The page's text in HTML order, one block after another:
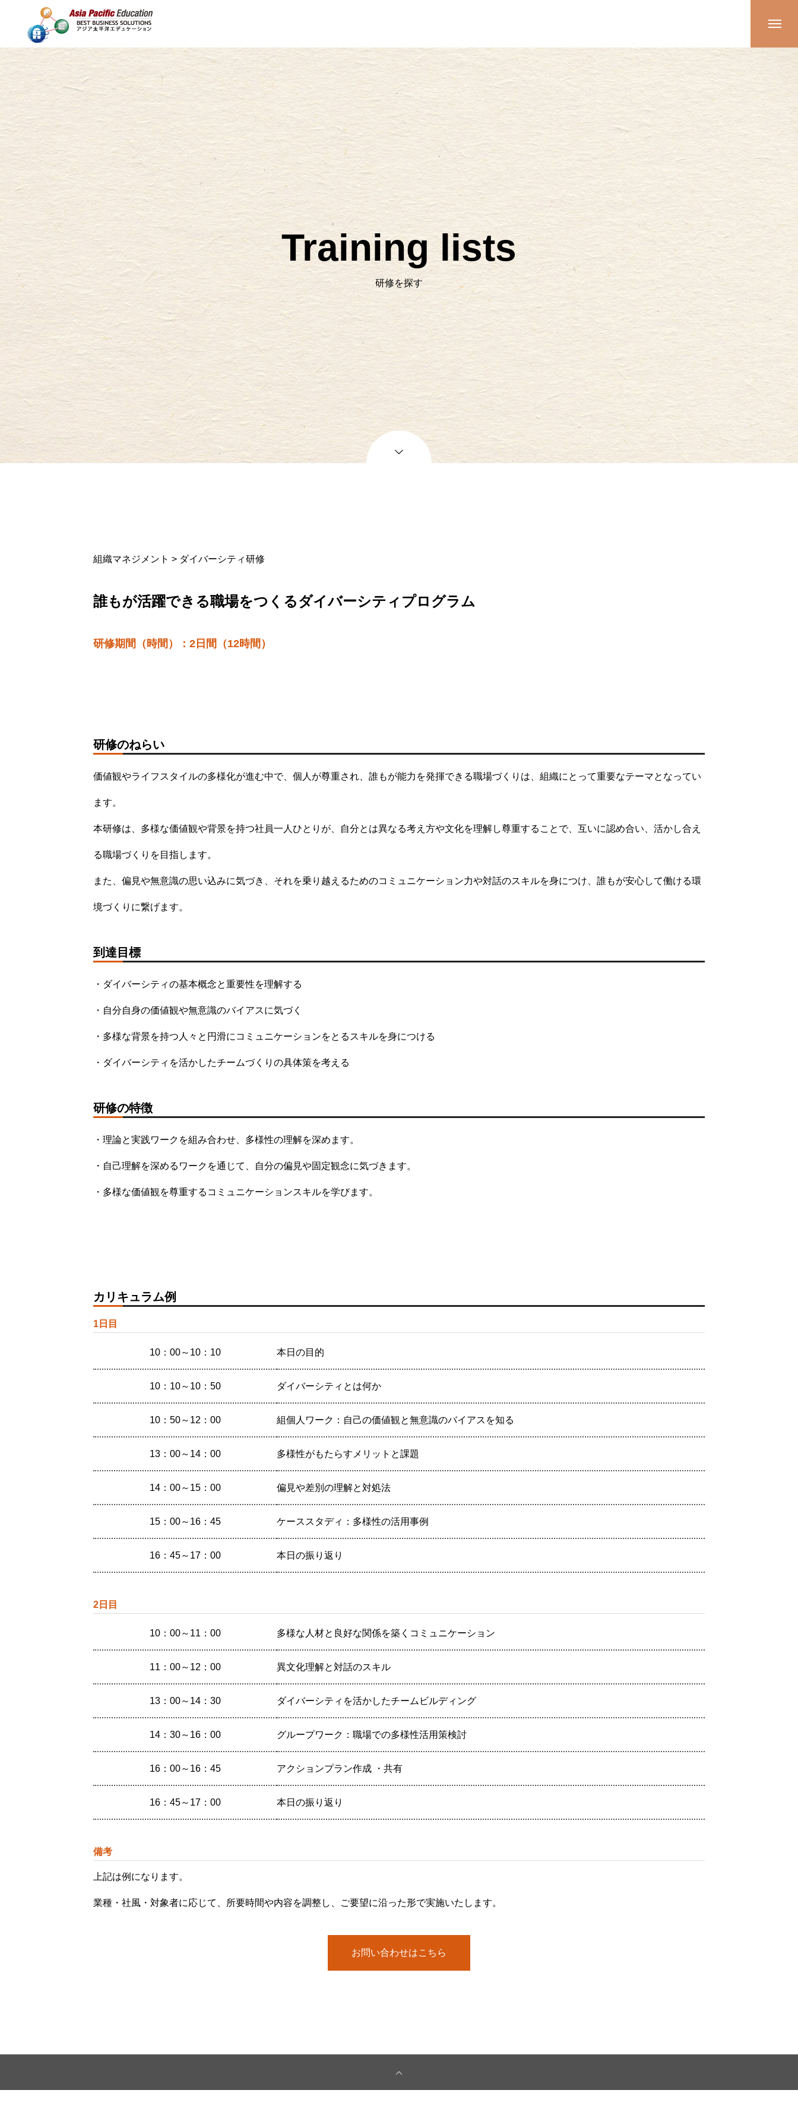
ホーム
サービス内容
研修を探す
導入事例
法人概要
代表取締役プロフィール
FAQ
個人情報保護方針
Training lists
研修を探す
組織マネジメント > ダイバーシティ研修
誰もが活躍できる職場をつくるダイバーシティプログラム
研修期間（時間）：2日間（12時間）
研修のねらい
価値観やライフスタイルの多様化が進む中で、個人が尊重され、誰もが能力を発揮できる職場づくりは、組織にとって重要なテーマとなってい
ます。
本研修は、多様な価値観や背景を持つ社員一人ひとりが、自分とは異なる考え方や文化を理解し尊重することで、互いに認め合い、活かし合え
る職場づくりを目指します。
また、偏見や無意識の思い込みに気づき、それを乗り越えるためのコミュニケーション力や対話のスキルを身につけ、誰もが安心して働ける環
境づくりに繋げます。
到達目標
・ダイバーシティの基本概念と重要性を理解する
・自分自身の価値観や無意識のバイアスに気づく
・多様な背景を持つ人々と円滑にコミュニケーションをとるスキルを身につける
・ダイバーシティを活かしたチームづくりの具体策を考える
研修の特徴
・理論と実践ワークを組み合わせ、多様性の理解を深めます。
・自己理解を深めるワークを通じて、自分の偏見や固定観念に気づきます。
・多様な価値観を尊重するコミュニケーションスキルを学びます。
カリキュラム例
1日目
10：00～10：10 本日の目的
10：10～10：50 ダイバーシティとは何か
10：50～12：00 組個人ワーク：自己の価値観と無意識のバイアスを知る
13：00～14：00 多様性がもたらすメリットと課題
14：00～15：00 偏見や差別の理解と対処法
15：00～16：45 ケーススタディ：多様性の活用事例
16：45～17：00 本日の振り返り
2日目
10：00～11：00 多様な人材と良好な関係を築くコミュニケーション
11：00～12：00 異文化理解と対話のスキル
13：00～14：30 ダイバーシティを活かしたチームビルディング
14：30～16：00 グループワーク：職場での多様性活用策検討
16：00～16：45 アクションプラン作成 ・共有
16：45～17：00 本日の振り返り
備考
上記は例になります。
業種・社風・対象者に応じて、所要時間や内容を調整し、ご要望に沿った形で実施いたします。
お問い合わせはこちら